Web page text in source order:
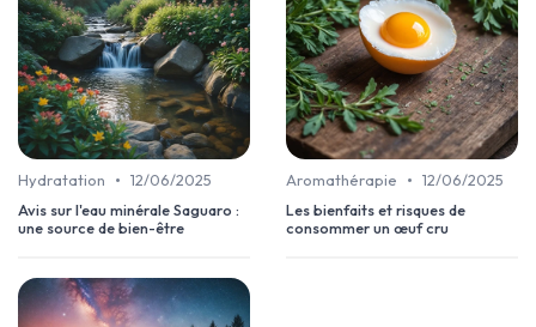
Hydratation • 12/06/2025
Avis sur l'eau minérale Saguaro :
une source de bien-être
Aromathérapie • 12/06/2025
Les bienfaits et risques de
consommer un œuf cru